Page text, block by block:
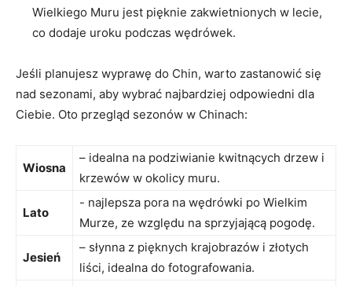
Wielkiego Muru jest pięknie zakwietnionych w lecie, ​
co dodaje uroku‍ podczas wędrówek.
Jeśli planujesz wyprawę do Chin, warto zastanowić ‍się
nad‍ sezonami, aby wybrać najbardziej odpowiedni dla
Ciebie. Oto przegląd sezonów w Chinach:
Wiosna
– idealna na podziwianie kwitnących drzew i
krzewów w ⁣okolicy muru.
Lato
⁣- najlepsza pora na wędrówki po Wielkim⁢
Murze, ze względu na sprzyjającą pogodę.
Jesień
– słynna z⁢ pięknych ​krajobrazów i złotych
liści, idealna do ⁣fotografowania.